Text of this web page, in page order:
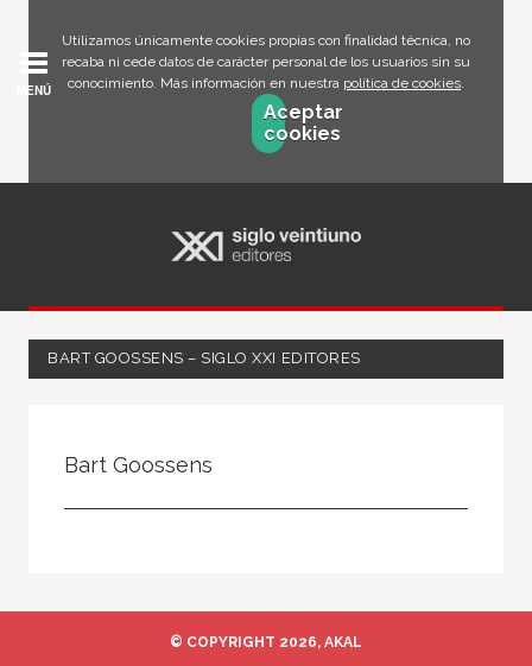
Utilizamos únicamente cookies propias con finalidad técnica, no
recaba ni cede datos de carácter personal de los usuarios sin su
conocimiento. Más información en nuestra política de cookies.
Aceptar
cookies
MENÚ
BART GOOSSENS – SIGLO XXI EDITORES
Bart Goossens
© COPYRIGHT 2026, AKAL